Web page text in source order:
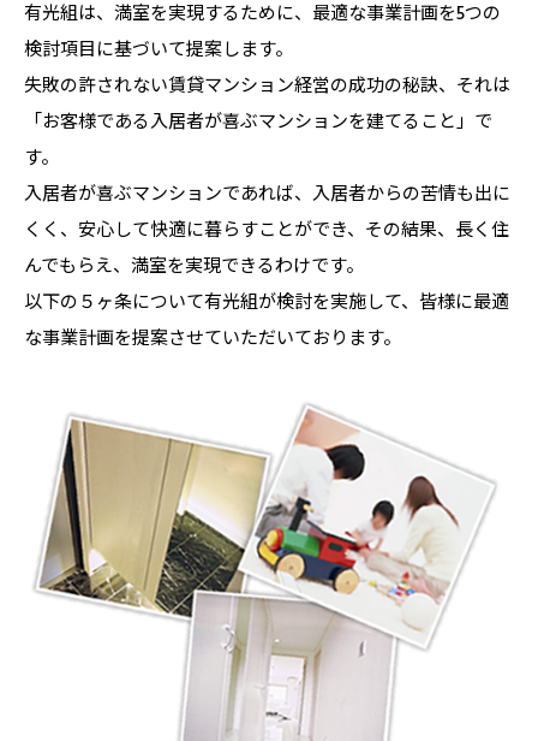
有光組は、満室を実現するために、最適な事業計画を5つの
検討項目に基づいて提案します。
失敗の許されない賃貸マンション経営の成功の秘訣、それは
「お客様である入居者が喜ぶマンションを建てること」で
す。
入居者が喜ぶマンションであれば、入居者からの苦情も出に
くく、安心して快適に暮らすことができ、その結果、長く住
んでもらえ、満室を実現できるわけです。
以下の５ヶ条について有光組が検討を実施して、皆様に最適
な事業計画を提案させていただいております。